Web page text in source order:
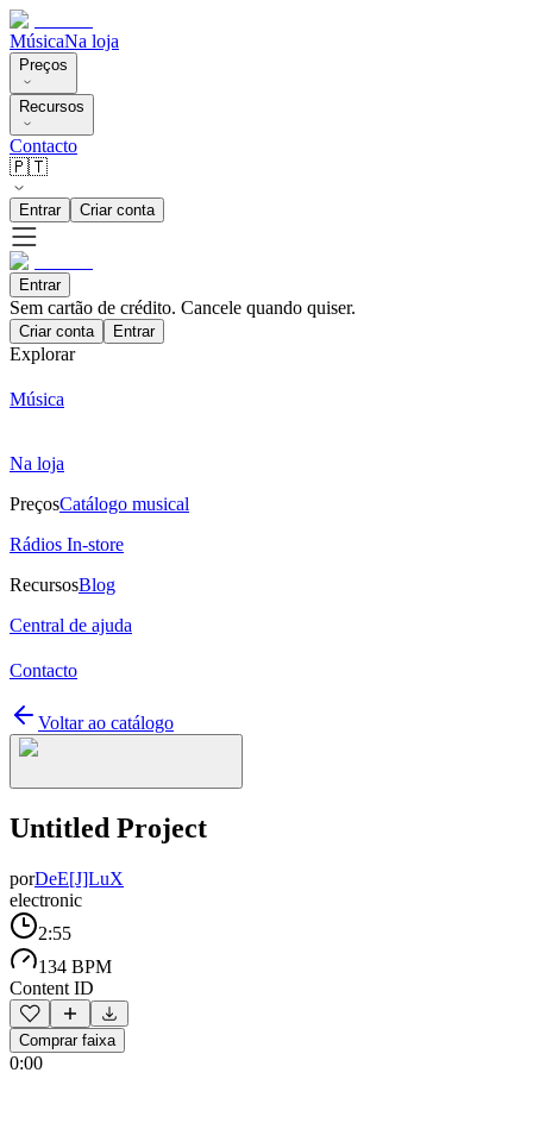
MúsicaNa loja
Preços
Recursos
Contacto
🇵🇹
Entrar Criar conta
Entrar
Sem cartão de crédito. Cancele quando quiser.
Criar conta Entrar
Explorar
Música
Na loja
PreçosCatálogo musical
Rádios In-store
RecursosBlog
Central de ajuda
Contacto
Voltar ao catálogo
Untitled Project
porDeE[J]LuX
electronic
2:55
134 BPM
Content ID
Comprar faixa
0:00